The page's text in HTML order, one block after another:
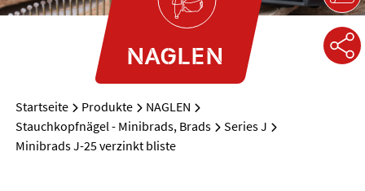
NAGLEN
Startseite Produkte
NAGLEN
Stauchkopfnägel - Minibrads, Brads
Series J
Minibrads J-25 verzinkt bliste